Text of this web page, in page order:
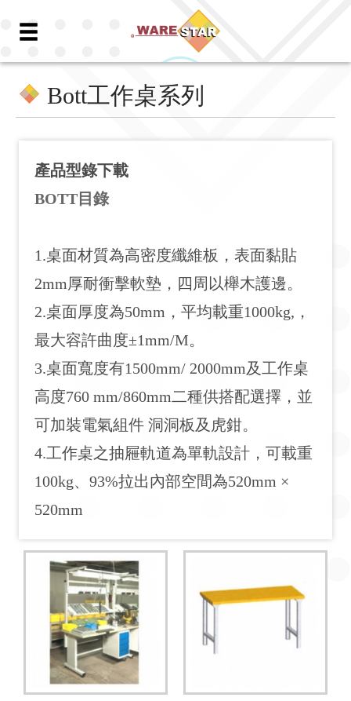
Bott工作桌系列
產品型錄下載
BOTT目錄
1.桌面材質為高密度纖維板，表面黏貼
2mm厚耐衝擊軟墊，四周以櫸木護邊。
2.桌面厚度為50mm，平均載重1000kg,，
最大容許曲度±1mm/M。
3.桌面寬度有1500mm/ 2000mm及工作桌
高度760 mm/860mm二種供搭配選擇，並
可加裝電氣組件 洞洞板及虎鉗。
4.工作桌之抽屜軌道為單軌設計，可載重
100kg、93%拉出內部空間為520mm ×
520mm